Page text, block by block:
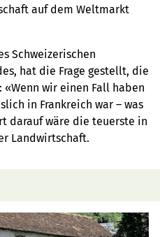
auf dem Weltmarkt
Schweizerischen
hat die Frage gestellt, die
wir einen Fall haben
in Frankreich war – was
darauf wäre die teuerste in
Landwirtschaft.